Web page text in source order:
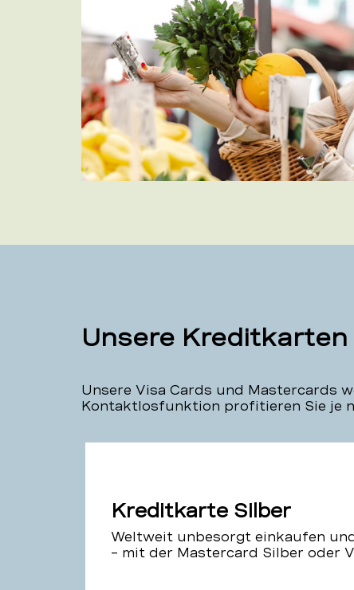
Unsere Kreditkarten
Unsere Visa Cards und Mastercards
Kontaktlosfunktion profitieren Sie je
Kreditkarte Silber
Weltweit unbesorgt einkaufen
– mit der Mastercard Silber oder